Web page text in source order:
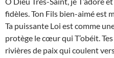
fidèles. Ton Fils bien-aimé est
Ta puissante Loi est comme
protège le cœur qui T’obéit.
rivières de paix qui coulent